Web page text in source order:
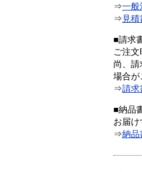
⇒一般
⇒ 見
■請求
ご注
尚、
場合が
⇒請求
■納品
お届け
⇒納品